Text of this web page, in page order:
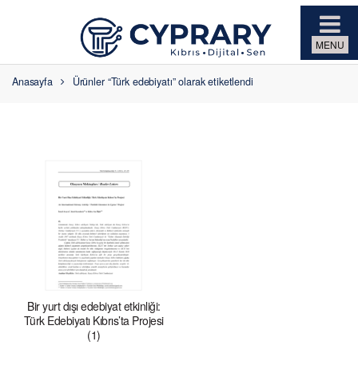
Anasayfa Ürünler “Türk edebiyatı” olarak etiketlendi
Bir yurt dışı edebiyat etkinliği:
Türk Edebiyatı Kıbrıs’ta Projesi
(1)